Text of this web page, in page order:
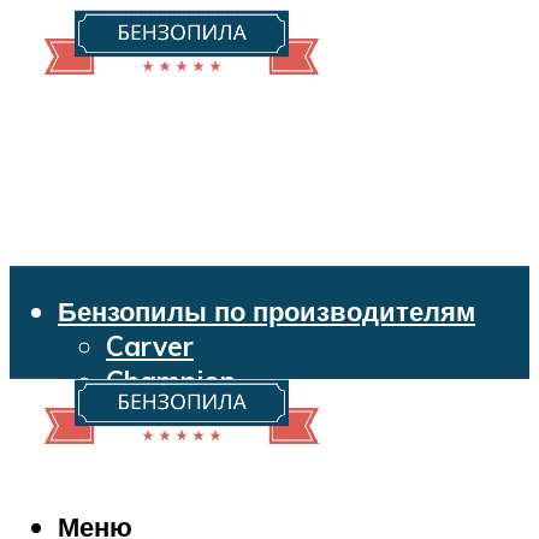
Бензопилы по производителям
Carver
Champion
Echo
Husqvarna
Makita
Меню